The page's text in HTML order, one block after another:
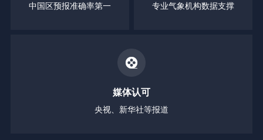
中国区预报准确率第一 专业气象机构数据支撑
媒体认可
央视、新华社等报道